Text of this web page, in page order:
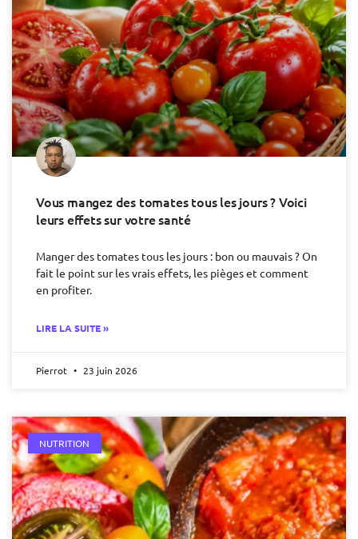
Vous mangez des tomates tous les jours ? Voici
leurs effets sur votre santé
Manger des tomates tous les jours : bon ou mauvais ? On
fait le point sur les vrais effets, les pièges et comment
en profiter.
LIRE LA SUITE »
Pierrot 23 juin 2026
NUTRITION